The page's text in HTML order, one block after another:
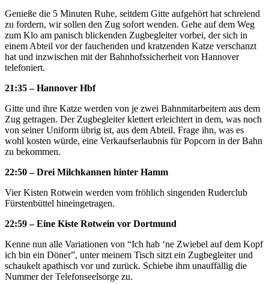
Genieße die 5 Minuten Ruhe, seitdem Gitte aufgehört hat schreiend
zu fordern, wir sollen den Zug sofort wenden. Gehe auf dem Weg
zum Klo am panisch blickenden Zugbegleiter vorbei, der sich in
einem Abteil vor der fauchenden und kratzenden Katze verschanzt
hat und inzwischen mit der Bahnhofssicherheit von Hannover
telefoniert.
21:35 – Hannover Hbf
Gitte und ihre Katze werden von je zwei Bahnmitarbeitern aus dem
Zug getragen. Der Zugbegleiter klettert erleichtert in dem, was noch
von seiner Uniform übrig ist, aus dem Abteil. Frage ihn, was es
wohl kosten würde, eine Verkaufserlaubnis für Popcorn in der Bahn
zu bekommen.
22:50 – Drei Milchkannen hinter Hamm
Vier Kisten Rotwein werden vom fröhlich singenden Ruderclub
Fürstenbüttel hineingetragen.
22:59 – Eine Kiste Rotwein vor Dortmund
Kenne nun alle Variationen von “Ich hab ‘ne Zwiebel auf dem Kopf
ich bin ein Döner”, unter meinem Tisch sitzt ein Zugbegleiter und
schaukelt apathisch vor und zurück. Schiebe ihm unauffällig die
Nummer der Telefonseelsorge zu.